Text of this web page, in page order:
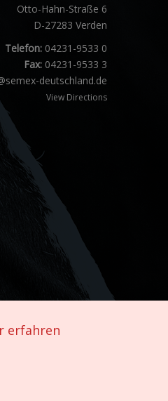
Otto-Hahn-Straße 6
D-27283 Verden
Telefon:04231-9533 0
Fax:04231-9533 3
deutschland.de
View Directions
erfahren